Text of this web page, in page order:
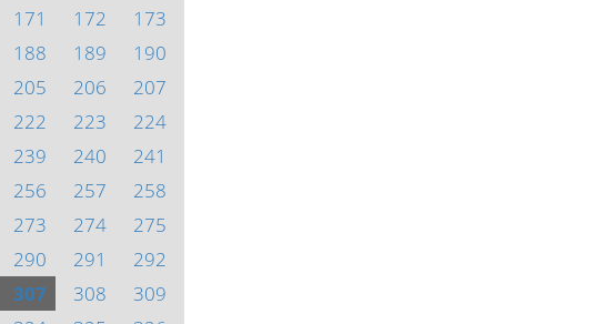
171 172
173
188 189
190
205 206
207
222 223
224
239 240
241
256 257
258
273 274
275
290 291
292
307 308
309